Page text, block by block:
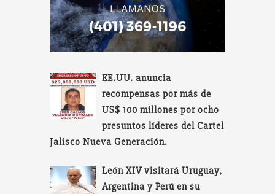
EE.UU. anuncia
recompensas por más de
US$ 100 millones por ocho
presuntos líderes del Cartel
Jalisco Nueva Generación.
León XIV visitará Uruguay,
Argentina y Perú en su